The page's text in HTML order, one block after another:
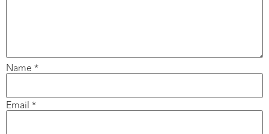
Name *
Email *